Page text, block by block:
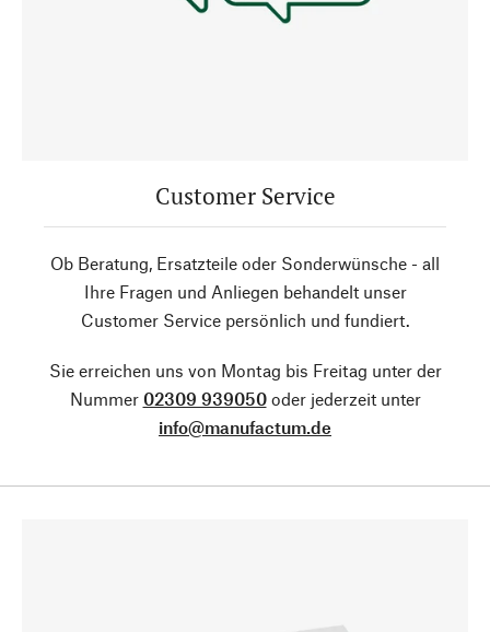
Customer Service
Ob Beratung, Ersatzteile oder Sonderwünsche - all
Ihre Fragen und Anliegen behandelt unser
Customer Service persönlich und fundiert.
Sie erreichen uns von Montag bis Freitag unter der
Nummer 02309 939050oder jederzeit unter
info@manufactum.de